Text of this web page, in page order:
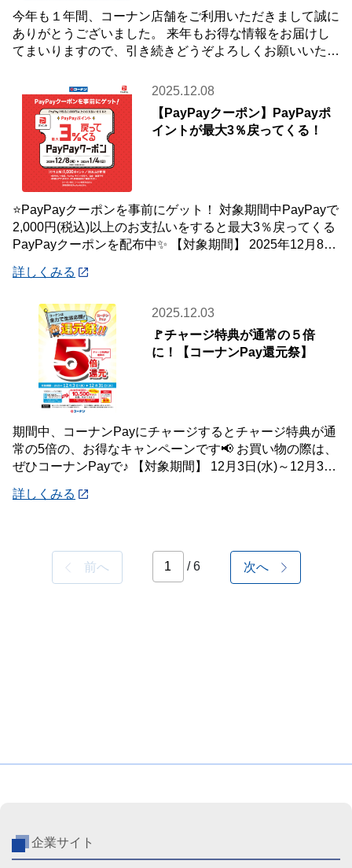
今年も１年間、コーナン店舗をご利用いただきまして誠に
ありがとうございました。 来年もお得な情報をお届けし
てまいりますので、引き続きどうぞよろしくお願いいたし
2025.12.08
【PayPayクーポン】PayPayポ
イントが最大3％戻ってくる！
⭐PayPayクーポンを事前にゲット！ 対象期間中PayPayで
2,000円(税込)以上のお支払いをすると最大3％戻ってくる
PayPayクーポンを配布中✨ 【対象期間】 2025年12月8日
詳しくみる
2025.12.03
🚩チャージ特典が通常の５倍
に！【コーナンPay還元祭】
期間中、コーナンPayにチャージするとチャージ特典が通
常の5倍の、お得なキャンペーンです📢 お買い物の際は、
ぜひコーナンPayで♪ 【対象期間】 12月3日(水)～12月31
詳しくみる
前へ / 6 次へ
企業サイト